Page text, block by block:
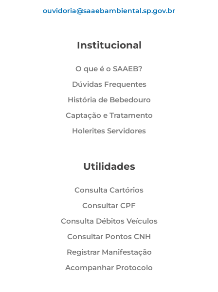
ouvidoria@saaebambiental.sp.gov.br
Institucional
O que é o SAAEB?
Dúvidas Frequentes
História de Bebedouro
Captação e Tratamento
Holerites Servidores
Utilidades
Consulta Cartórios
Consultar CPF
Consulta Débitos Veículos
Consultar Pontos CNH
Registrar Manifestação
Acompanhar Protocolo